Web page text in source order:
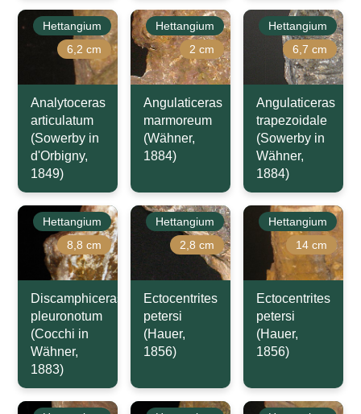
Hettangium
6,2 cm
Analytoceras
articulatum
(Sowerby in
d'Orbigny,
1849)
Hettangium
2 cm
Angulaticeras
marmoreum
(Wähner,
1884)
Hettangium
6,7 cm
Angulaticeras
trapezoidale
(Sowerby in
Wähner,
1884)
Hettangium
8,8 cm
Discamphiceras
pleuronotum
(Cocchi in
Wähner,
1883)
Hettangium
2,8 cm
Ectocentrites
petersi
(Hauer,
1856)
Hettangium
14 cm
Ectocentrites
petersi
(Hauer,
1856)